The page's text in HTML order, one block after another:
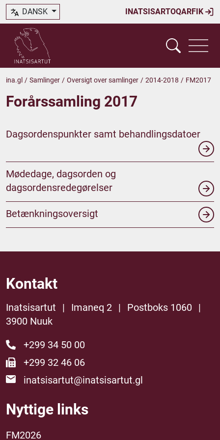
INATSISARTOQARFIK
DANSK
ina.gl / Samlinger / Oversigt over samlinger / 2014-2018 / FM2017
Forårssamling 2017
Dagsordenspunkter samt behandlingsdatoer
Mødedage, dagsorden og
dagsordensredegørelser
Betænkningsoversigt
Kontakt
Inatsisartut | Imaneq 2 | Postboks 1060
|
3900 Nuuk
+299 34 50 00
+299 32 46 06
inatsisartut@inatsisartut.gl
Nyttige links
FM2026